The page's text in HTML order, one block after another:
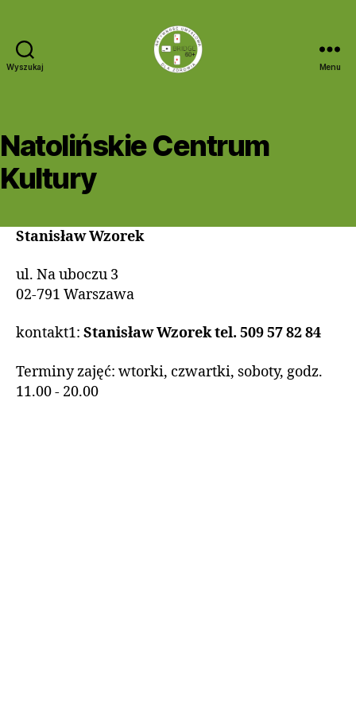
Wyszukaj Menu
Natolińskie Centrum
Kultury
Stanisław Wzorek
ul. Na uboczu 3
02-791 Warszawa
kontakt1: Stanisław Wzorek tel. 509 57 82 84
Terminy zajęć: wtorki, czwartki, soboty, godz.
11.00 - 20.00